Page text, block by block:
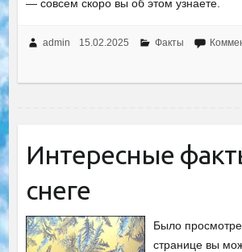
— совсем скоро вы об этом узнаете.
admin 15.02.2025 Факты
Интересные
снеге
Было
странице вы